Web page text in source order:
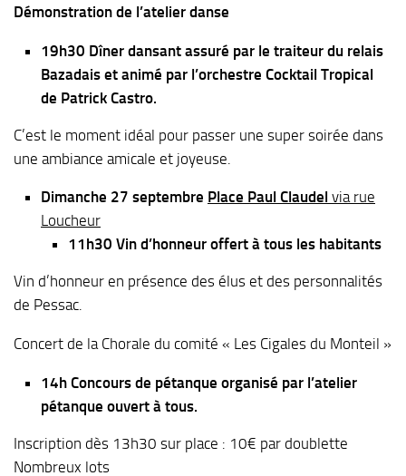
Démonstration de l’atelier danse
19h30 Dîner dansant assuré par le traiteur du relais
Bazadais et animé par l’orchestre Cocktail Tropical
de Patrick Castro.
C’est le moment idéal pour passer une super soirée dans
une ambiance amicale et joyeuse.
Dimanche 27 septembre Place Paul Claudel via rue
Loucheur
11h30 Vin d’honneur offert à tous les habitants
Vin d’honneur en présence des élus et des personnalités
de Pessac.
Concert de la Chorale du comité « Les Cigales du Monteil »
14h Concours de pétanque organisé par l’atelier
pétanque ouvert à tous.
Inscription dès 13h30 sur place : 10€ par doublette
Nombreux lots